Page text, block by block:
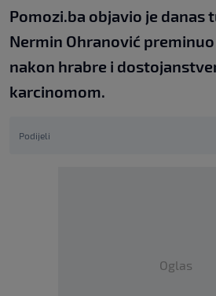
Pomozi.ba objavio je danas
Nermin Ohranović preminuo
nakon hrabre i
karcinomom.
Podijeli
Oglas